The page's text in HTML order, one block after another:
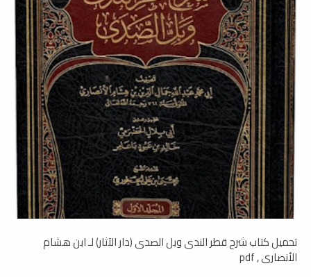
تحميل كتاب شرح قطر الندى وبل الصدى (دار الآثار) لـ ابن هشام
الأنصاري , pdf